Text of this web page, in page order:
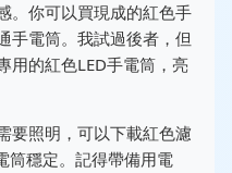
。你可以買現成的紅色手
手電筒。我試過後者，但
用的紅色LED手電筒，亮
要照明，可以下載紅色濾
筒穩定。記得帶備用電